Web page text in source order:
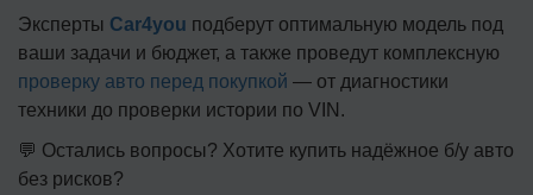
Эксперты Car4you подберут оптимальную модель под
ваши задачи и бюджет, а также проведут комплексную
проверку авто перед покупкой — от диагностики
техники до проверки истории по VIN.
💬 Остались вопросы? Хотите купить надёжное б/у авто
без рисков?